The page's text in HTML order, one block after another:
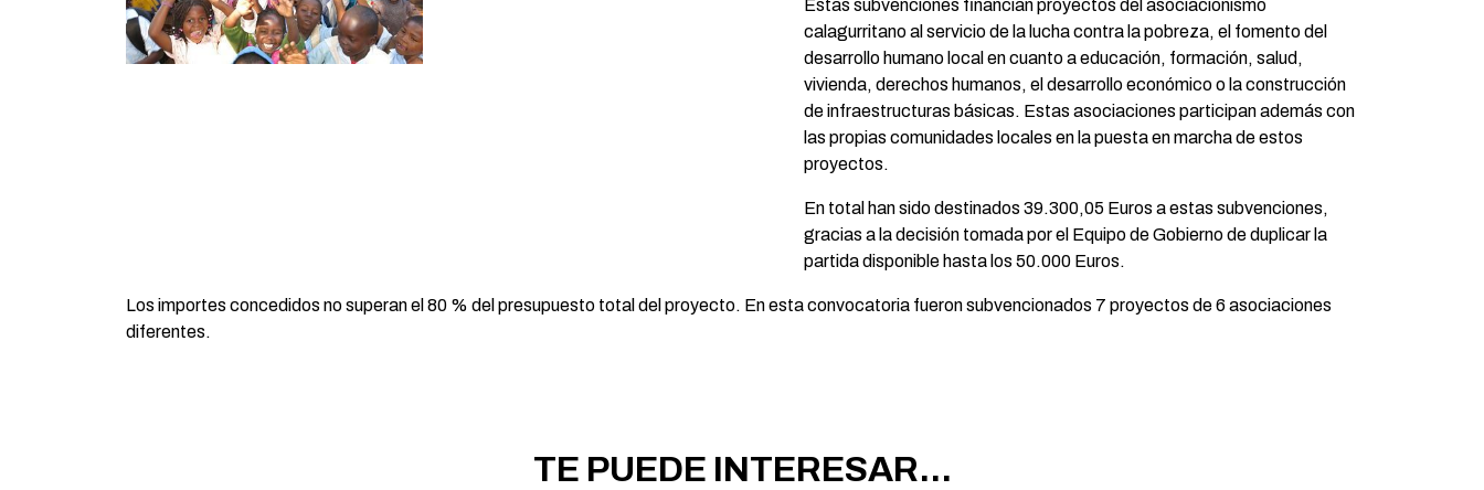
Estas subvenciones financian proyectos del asociacionismo
calagurritano al servicio de la lucha contra la pobreza, el fomento del
desarrollo humano local en cuanto a educación, formación, salud,
vivienda, derechos humanos, el desarrollo económico o la construcción
de infraestructuras básicas. Estas asociaciones participan además con
las propias comunidades locales en la puesta en marcha de estos
proyectos.
En total han sido destinados 39.300,05 Euros a estas subvenciones,
gracias a la decisión tomada por el Equipo de Gobierno de duplicar la
partida disponible hasta los 50.000 Euros.
Los importes concedidos no superan el 80 % del presupuesto total del proyecto. En esta convocatoria fueron subvencionados 7 proyectos de 6 asociaciones
diferentes.
TE PUEDE INTERESAR...